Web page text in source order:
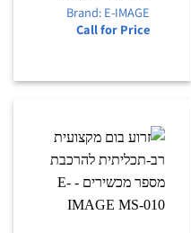
Brand: E-IMAGE
Call for Price